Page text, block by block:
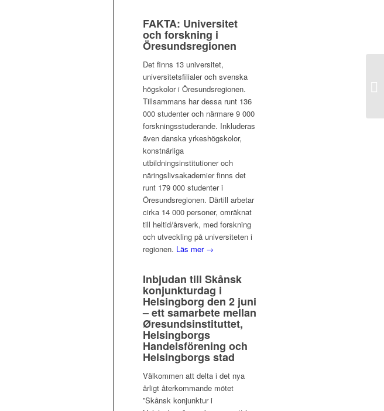
FAKTA: Universitet
och forskning i
Öresundsregionen
Det finns 13 universitet,
universitetsfilialer och svenska
högskolor i Öresundsregionen.
Tillsammans har dessa runt 136
000 studenter och närmare 9 000
forskningsstuderande. Inkluderas
även danska yrkeshögskolor,
konstnärliga
utbildningsinstitutioner och
näringslivsakademier finns det
runt 179 000 studenter i
Öresundsregionen. Därtill arbetar
cirka 14 000 personer, omräknat
till heltid/årsverk, med forskning
och utveckling på universiteten i
regionen. Läs mer →
Inbjudan till Skånsk
konjunkturdag i
Helsingborg den 2 juni
– ett samarbete mellan
Øresundsinstituttet,
Helsingborgs
Handelsförening och
Helsingborgs stad
Välkommen att delta i det nya
årligt återkommande mötet
”Skånsk konjunktur i